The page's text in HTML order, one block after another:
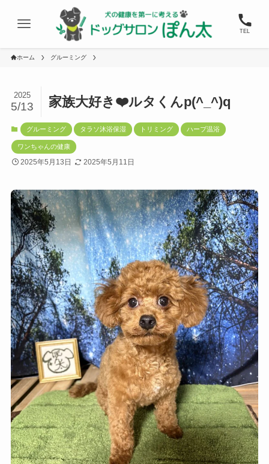
TEL
ホーム グルーミング
家族大好き❤️ルタくんp(^_^)q
2025
5/13
グルーミング タラソ沐浴保湿 トリミング ハーブ温浴
ワンちゃんの健康
2025年5月13日 2025年5月11日